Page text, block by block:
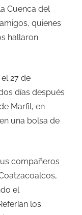
Cuenca del
quienes
hallaron
27 de
días después
Marfil, en
una bolsa de
compañeros
el
los